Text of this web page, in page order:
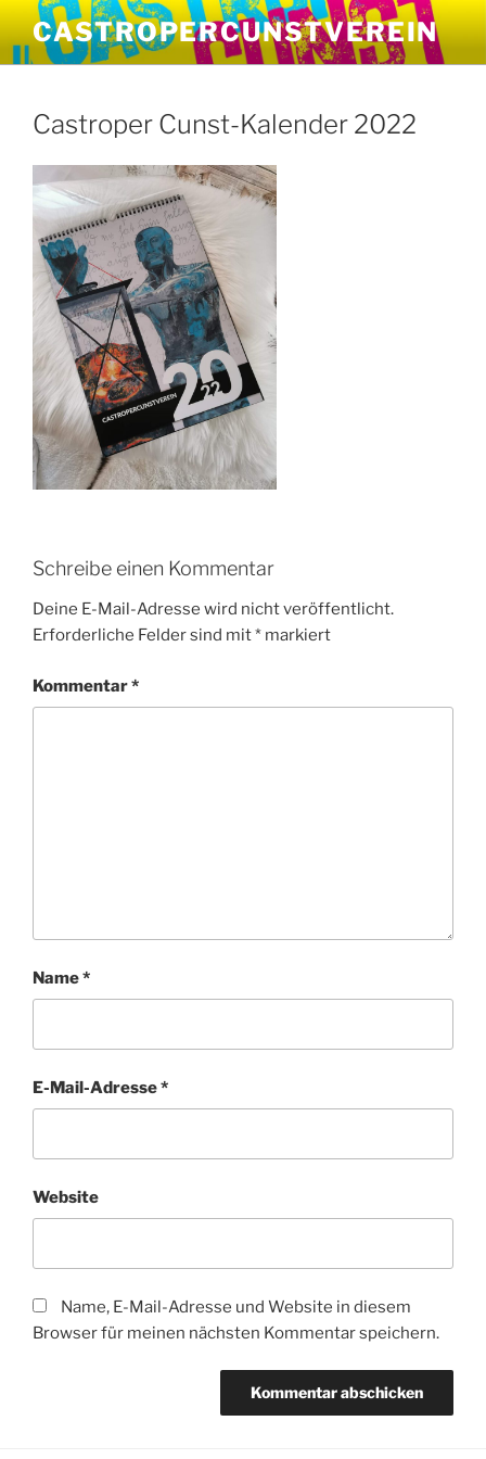
Inhalt
springen
CASTROPERCUNSTVEREIN
Castroper Cunst-Kalender 2022
Schreibe einen Kommentar
Deine E-Mail-Adresse wird nicht veröffentlicht.
Erforderliche Felder sind mit* markiert
Kommentar*
Name*
E-Mail-Adresse*
Website
Name, E-Mail-Adresse und Website in diesem
Browser für meinen nächsten Kommentar speichern.